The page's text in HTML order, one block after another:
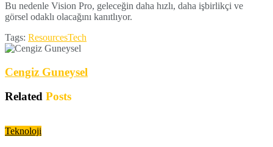
Bu nedenle Vision Pro, geleceğin daha hızlı, daha işbirlikçi ve
görsel odaklı olacağını kanıtlıyor.
Tags: ResourcesTech
Cengiz Guneysel
Related Posts
Teknoloji